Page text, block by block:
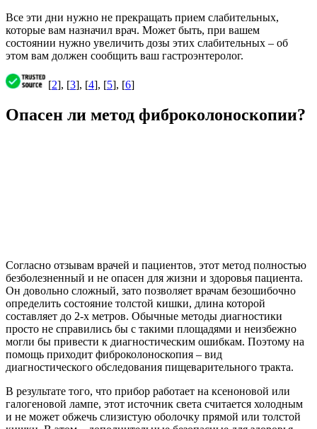
Все эти дни нужно не прекращать прием слабительных,
которые вам назначил врач. Может быть, при вашем
состоянии нужно увеличить дозы этих слабительных – об
этом вам должен сообщить ваш гастроэнтеролог.
[2], [3], [4], [5], [6]
Опасен ли метод фиброколоноскопии?
Согласно отзывам врачей и пациентов, этот метод полностью
безболезненный и не опасен для жизни и здоровья пациента.
Он довольно сложный, зато позволяет врачам безошибочно
определить состояние толстой кишки, длина которой
составляет до 2-х метров. Обычные методы диагностики
просто не справились бы с такими площадями и неизбежно
могли бы привести к диагностическим ошибкам. Поэтому на
помощь приходит фиброколоноскопия – вид
диагностического обследования пищеварительного тракта.
В результате того, что прибор работает на ксеноновой или
галогеновой лампе, этот источник света считается холодным
и не может обжечь слизистую оболочку прямой или толстой